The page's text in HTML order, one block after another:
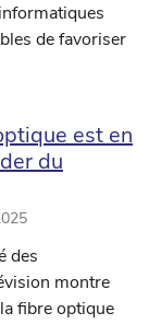
de favoriser
est en
du
des
montre
fibre optique